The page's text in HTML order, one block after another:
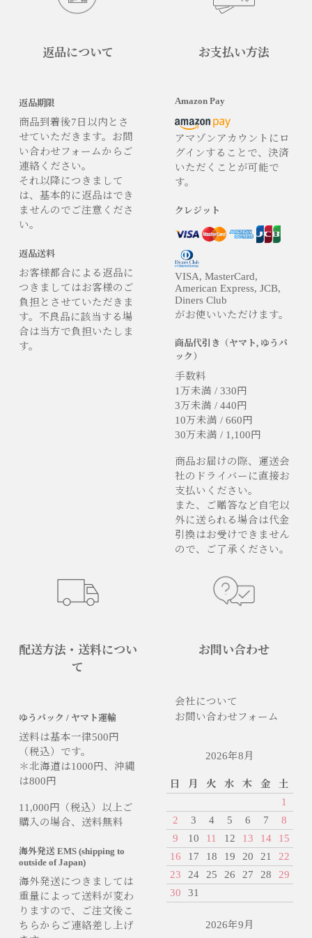
返品について
返品期限
商品到着後7日以内とさ
せていただきます。お問
い合わせフォームからご
連絡ください。
それ以降につきまして
は、基本的に返品はでき
ませんのでご注意くださ
い。
返品送料
お客様都合による返品に
つきましてはお客様のご
負担とさせていただきま
す。不良品に該当する場
合は当方で負担いたしま
す。
お支払い方法
Amazon Pay
アマゾンアカウントにロ
グインすることで、決済
いただくことが可能で
す。
クレジット
VISA, MasterCard,
American Express, JCB,
Diners Club
がお使いいただけます。
商品代引き（ヤマト, ゆうパ
ック）
手数料
1万未満 / 330円
3万未満 / 440円
10万未満 / 660円
30万未満 / 1,100円
商品お届けの際、運送会
社のドライバーに直接お
支払いください。
また、ご贈答など自宅以
外に送られる場合は代金
引換はお受けできません
ので、ご了承ください。
配送方法・送料につい
て
ゆうパック / ヤマト運輸
送料は基本一律500円
（税込）です。
＊北海道は1000円、沖縄
は800円
11,000円（税込）以上ご
購入の場合、送料無料
海外発送 EMS (shipping to
outside of Japan)
海外発送につきましては
重量によって送料が変わ
りますので、ご注文後こ
ちらからご連絡差し上げ
お問い合わせ
会社について
お問い合わせフォーム
2026年8月
日 月 火 水 木 金
土
1
2
3 4 5 6 7
8
9
10 11 12 13 14
15
16
17 18 19 20 21
22
23
24 25 26 27 28
29
30
31
2026年9月